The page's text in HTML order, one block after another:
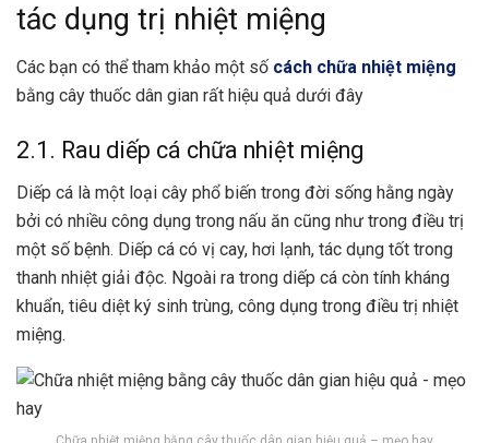
tác dụng trị nhiệt miệng
Các bạn có thể tham khảo một số cách chữa nhiệt miệng
bằng cây thuốc dân gian rất hiệu quả dưới đây
2.1. Rau diếp cá chữa nhiệt miệng
Diếp cá là một loại cây phổ biến trong đời sống hằng ngày
bởi có nhiều công dụng trong nấu ăn cũng như trong điều trị
một số bệnh. Diếp cá có vị cay, hơi lạnh, tác dụng tốt trong
thanh nhiệt giải độc. Ngoài ra trong diếp cá còn tính kháng
khuẩn, tiêu diệt ký sinh trùng, công dụng trong điều trị nhiệt
miệng.